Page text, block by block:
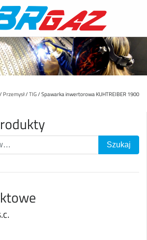
/ Przemysł/TIG/ Spawarka inwertorowa KUHTREIBER 1900